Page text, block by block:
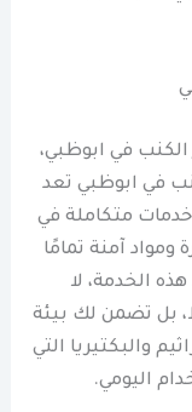
في ابوظبي،
في ابوظبي تعد
خدمات متكاملة في
آمنة تمامًا
الخدمة، لا
بل تضمن لك بيئة
والبكتيريا التي
اليومي.